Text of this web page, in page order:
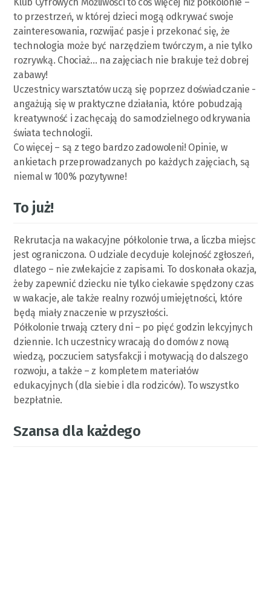
to przestrzeń, w której dzieci mogą odkrywać swoje
zainteresowania, rozwijać pasje i przekonać się, że
technologia może być narzędziem twórczym, a nie tylko
rozrywką. Chociaż… na zajęciach nie brakuje też dobrej
zabawy!
Uczestnicy warsztatów uczą się poprzez doświadczanie -
angażują się w praktyczne działania, które pobudzają
kreatywność i zachęcają do samodzielnego odkrywania
świata technologii.
Co więcej – są z tego bardzo zadowoleni! Opinie, w
ankietach przeprowadzanych po każdych zajęciach, są
niemal w 100% pozytywne!
To już!
Rekrutacja na wakacyjne półkolonie trwa, a liczba miejsc
jest ograniczona. O udziale decyduje kolejność zgłoszeń,
dlatego – nie zwlekajcie z zapisami. To doskonała okazja,
żeby zapewnić dziecku nie tylko ciekawie spędzony czas
w wakacje, ale także realny rozwój umiejętności, które
będą miały znaczenie w przyszłości.
Półkolonie trwają cztery dni – po pięć godzin lekcyjnych
dziennie. Ich uczestnicy wracają do domów z nową
wiedzą, poczuciem satysfakcji i motywacją do dalszego
rozwoju, a także – z kompletem materiałów
edukacyjnych (dla siebie i dla rodziców). To wszystko
bezpłatnie.
Szansa dla każdego